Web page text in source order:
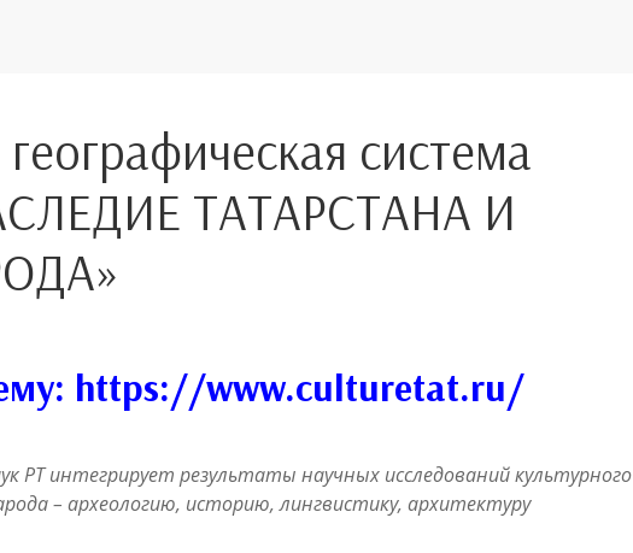
система
ТАТАРСТАНА И
https://www.culturetat.ru/
РТ интегрирует результаты научных исследований культурного
– археологию, историю, лингвистику, архитектуру